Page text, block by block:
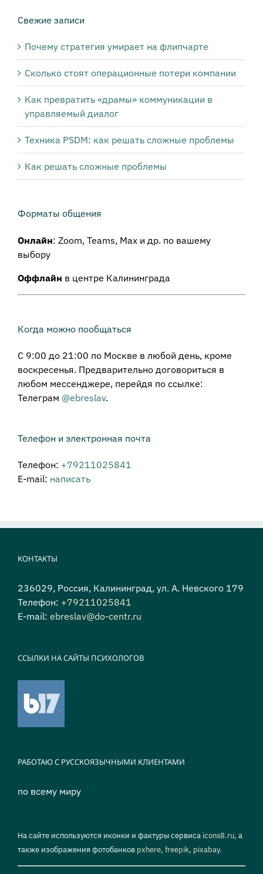
тематики:
Свежие записи
Почему стратегия умирает на флипчарте
Сколько стоят операционные потери компании
Как превратить «драмы» коммуникации в
управляемый диалог
Техника PSDM: как решать сложные проблемы
Как решать сложные проблемы
Форматы общения
Онлайн: Zoom, Teams, Max и др. по вашему
выбору
Оффлайн в центре Калининграда
Когда можно пообщаться
С 9:00 до 21:00 по Москве в любой день, кроме
воскресенья. Предварительно договориться в
любом мессенджере, перейдя по ссылке:
Телеграм @ebreslav.
Телефон и электронная почта
Телефон: +79211025841
E-mail: написать
КОНТАКТЫ
236029, Россия, Калининград, ул. А. Невского 179
Телефон: +79211025841
E-mail: ebreslav@do-centr.ru
ССЫЛКИ НА САЙТЫ ПСИХОЛОГОВ
РАБОТАЮ С РУССКОЯЗЫЧНЫМИ КЛИЕНТАМИ
по всему миру
На сайте используются иконки и фактуры сервиса icons8.ru, а
также изображения фотобанков pxhere, freepik, pixabay.